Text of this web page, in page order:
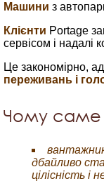
Машини з
Клієнти Portage
сервісом і надалі
Це закономірно,
переживань і
Чому
дбайливо
цілісність